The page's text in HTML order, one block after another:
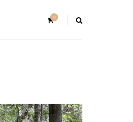
0